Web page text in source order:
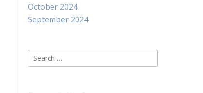
October 2024
September 2024
Search
for: